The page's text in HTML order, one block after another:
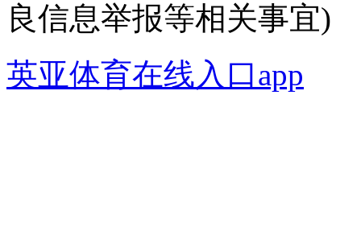
良信息举报等相关事宜)
英亚体育在线入口app